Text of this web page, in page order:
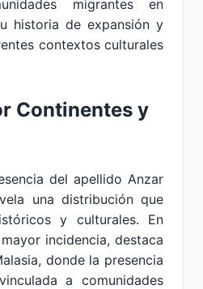
migrantes en
historia de expansión y
contextos culturales
Continentes y
del apellido Anzar
una distribución que
y culturales. En
incidencia, destaca
donde la presencia
a comunidades